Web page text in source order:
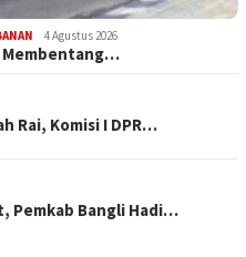
4 Agustus 2026
Membentang…
Rai, Komisi I DPR…
Pemkab Bangli Hadi…